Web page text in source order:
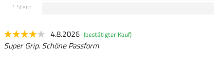
1 Stern
4.8.2026 (bestätigter Kauf)
Super Grip. Schöne Passform